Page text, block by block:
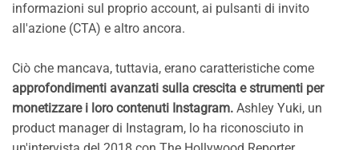
informazioni sul proprio account, ai pulsanti di invito
all'azione (CTA) e altro ancora.
Ciò che mancava, tuttavia, erano caratteristiche come
approfondimenti avanzati sulla crescita e strumenti per
monetizzare i loro contenuti Instagram. Ashley Yuki, un
product manager di Instagram, lo ha riconosciuto in